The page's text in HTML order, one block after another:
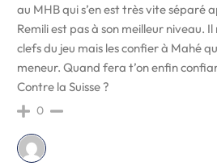
au MHB qui s’en est très vite séparé
Remili est pas à son meilleur niveau.
clefs du jeu mais les confier à Mahé
meneur. Quand fera t’on enfin
Contre la Suisse ?
0